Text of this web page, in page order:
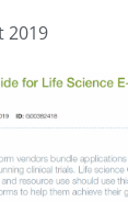
2019